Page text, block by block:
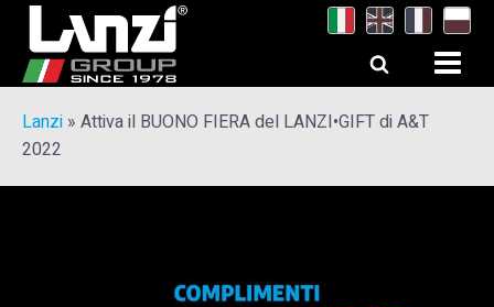
Lanzi » Attiva il BUONO FIERA del LANZI•GIFT di A&T
2022